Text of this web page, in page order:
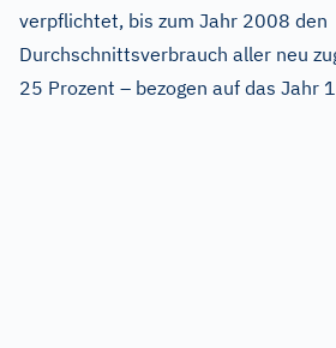
verpflichtet, bis zum Jahr 2008 den
Durchschnittsverbrauch aller neu
25 Prozent – bezogen auf das Jahr